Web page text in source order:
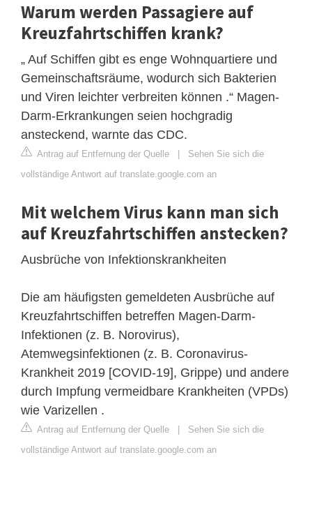
Warum werden Passagiere auf
Kreuzfahrtschiffen krank?
„ Auf Schiffen gibt es enge Wohnquartiere und
Gemeinschaftsräume, wodurch sich Bakterien
und Viren leichter verbreiten können .“ Magen-
Darm-Erkrankungen seien hochgradig
ansteckend, warnte das CDC.
Antrag auf Entfernung der Quelle
Sehen Sie sich die
vollständige Antwort auf translate.google.com an
Mit welchem ​​Virus kann man sich
auf Kreuzfahrtschiffen anstecken?
Ausbrüche von Infektionskrankheiten
Die am häufigsten gemeldeten Ausbrüche auf
Kreuzfahrtschiffen betreffen Magen-Darm-
Infektionen (z. B. Norovirus),
Atemwegsinfektionen (z. B. Coronavirus-
Krankheit 2019 [COVID-19], Grippe) und andere
durch Impfung vermeidbare Krankheiten (VPDs)
wie Varizellen .
Antrag auf Entfernung der Quelle
Sehen Sie sich die
vollständige Antwort auf translate.google.com an